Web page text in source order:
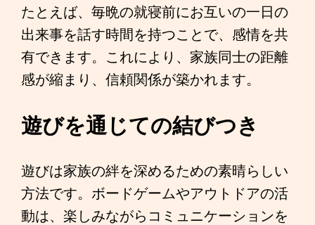
たとえば、毎晩の就寝前にお互いの一日の
出来事を話す時間を持つことで、感情を共
有できます。これにより、家族同士の距離
感が縮まり、信頼関係が築かれます。
遊びを通じての結びつき
遊びは家族の絆を深めるための素晴らしい
方法です。ボードゲームやアウトドアの活
動は、楽しみながらコミュニケーションを